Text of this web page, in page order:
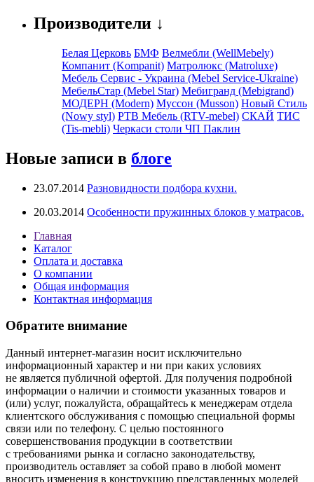
Производители ↓
Белая Церковь БМФ Велмебли (WellMebely)
Компанит (Kompanit) Матролюкс (Matroluxe)
Мебель Сервис - Украина (Mebel Service-Ukraine)
МебельСтар (Mebel Star) Мебигранд (Mebigrand)
МОДЕРН (Modern) Муссон (Musson) Новый Стиль
(Nowy styl) РТВ Мебель (RTV-mebel) СКАЙ ТИС
(Tis-mebli) Черкаси столи ЧП Паклин
Новые записи в блоге
23.07.2014 Разновидности подбора кухни.
20.03.2014 Особенности пружинных блоков у матрасов.
Главная
Каталог
Оплата и доставка
О компании
Общая информация
Контактная информация
Обратите внимание
Данный интернет-магазин носит исключительно
информационный характер и ни при каких условиях
не является публичной офертой. Для получения подробной
информации о наличии и стоимости указанных товаров и
(или) услуг, пожалуйста, обращайтесь к менеджерам отдела
клиентского обслуживания с помощью специальной формы
связи или по телефону. С целью постоянного
совершенствования продукции в соответствии
с требованиями рынка и согласно законодательству,
производитель оставляет за собой право в любой момент
вносить изменения в конструкцию представленных моделей